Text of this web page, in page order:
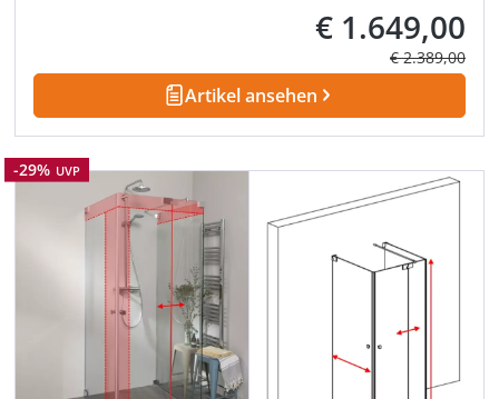
Verkaufspreis:
€ 1.649,00
Regulärer
€ 2.389,00
Artikel ansehen
Rabatt
-29% UVP